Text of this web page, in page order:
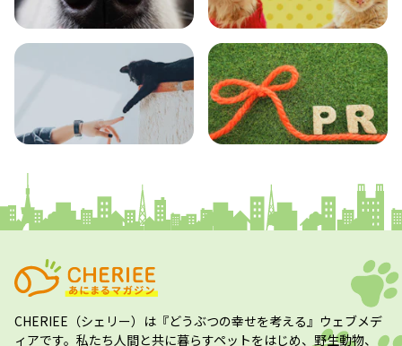
エンタメ クイズ
CHERIEE（シェリー） は『どうぶつの幸せを考える』ウェブメデ
ィアです。私たち人間と共に暮らすペットをはじめ、野生動物、